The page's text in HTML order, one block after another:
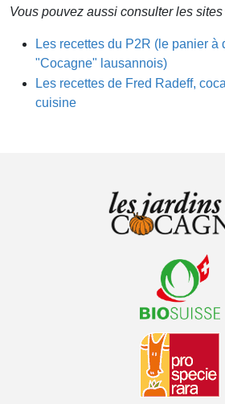
Vous pouvez aussi consulter les
Les recettes du P2R (le panier à
"Cocagne" lausannois)
Les recettes de Fred Radeff,
cuisine